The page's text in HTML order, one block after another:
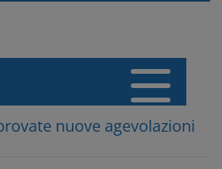
nuove agevolazioni